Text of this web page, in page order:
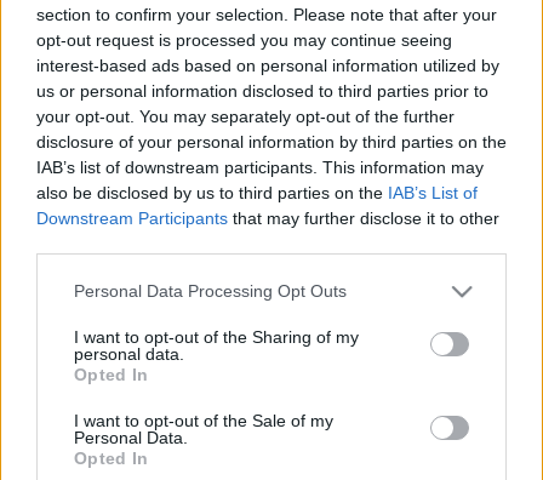
section to confirm your selection. Please note that after your
opt-out request is processed you may continue seeing
interest-based ads based on personal information utilized by
us or personal information disclosed to third parties prior to
your opt-out. You may separately opt-out of the further
disclosure of your personal information by third parties on the
IAB’s list of downstream participants. This information may
also be disclosed by us to third parties on the IAB’s List of
Downstream Participants that may further disclose it to other
Please note that this website/app uses one or more Google
not limited to your visit or usage behaviour. You may click to
grant or deny consent to Google and its third-party tags to
use your data for below specified purposes in below Google
consent section.
Personal Data Processing Opt Outs
I want to opt-out of the Sharing of my
personal data.
Opted In
I want to opt-out of the Sale of my
Personal Data.
Opted In
büszkék az 1943-ban alapított zenekarra, az elmúlt 80 év
felejthetetlen hangversenyeire, és örömteli várakozással
tekintenek a 2023/24-es évadra. „A páratlanul gazdag
évadban a zeneirodalom gyöngyszemei mellett
megszólalnak kortárs művek is, lesznek ifjúsági koncertjeink,
és a Filharmónia jóvoltából vidékre is viszünk koncerteket” –
mondta, hozzátéve: a Bartók Rádióval és az M5 csatornával
folytatják szoros együttműködésüket, így százezrek
otthonába vihetik el a legmagasabb színvonalú zenei
A Zeneakadémián tartott sajtótájékoztatón bemutatták az
új évad bérleteit is. A Lehel-bérlet öt, a Dohnányi-bérlet hat
előadásból áll a Müpában és a Zeneakadémián. Az ősztől